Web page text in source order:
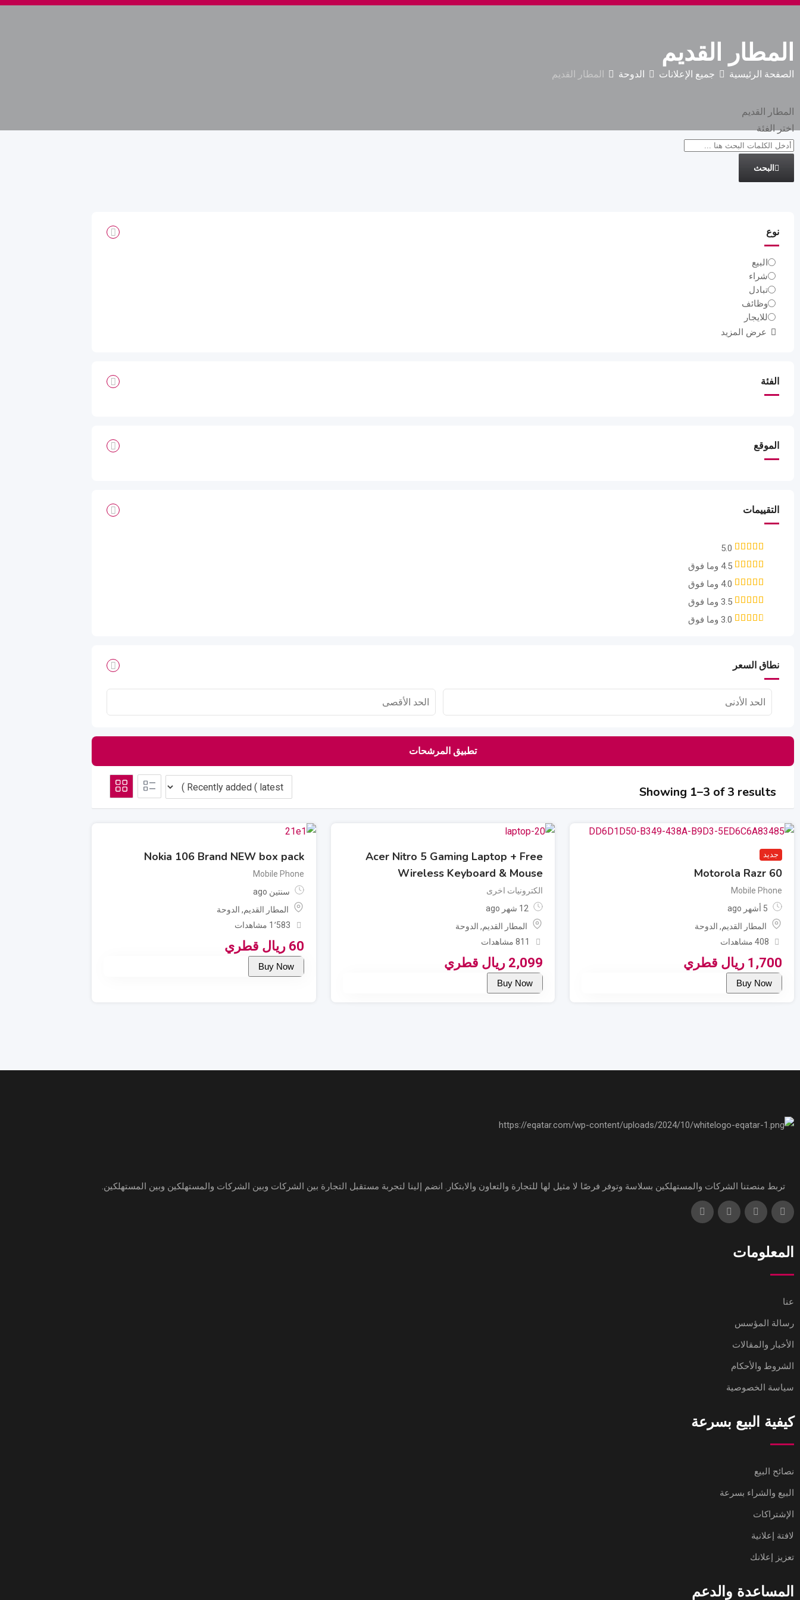
المطار القديم
الصفحة الرئيسية جميع الإعلانات الدوحة المطار القديم
المطار القديم
اختر الفئة
البحث
نوع
البيع
شراء
تبادل
وظائف
للايجار
عرض المزيد
الفئة
الموقع
التقييمات
5.0
4.5 وما فوق
4.0 وما فوق
3.5 وما فوق
3.0 وما فوق
نطاق السعر
تطبيق المرشحات
Showing 1–3 of 3 results
جديد
Motorola Razr 60
Mobile Phone
المطار القديم, الدوحة
408 مشاهدات
1,700 ريال قطري
Acer Nitro 5 Gaming Laptop + Free
Wireless Keyboard & Mouse
الكترونيات اخرى
المطار القديم, الدوحة
811 مشاهدات
2,099 ريال قطري
Nokia 106 Brand NEW box pack
Mobile Phone
سنتين ago
المطار القديم, الدوحة
1٬583 مشاهدات
60 ريال قطري
تربط منصتنا الشركات والمستهلكين بسلاسة وتوفر فرصًا لا مثيل لها للتجارة والتعاون والابتكار. انضم إلينا لتجربة مستقبل التجارة بين الشركات وبين الشركات والمستهلكين وبين المستهلكين.
المعلومات
عنا
رسالة المؤسس
الأخبار والمقالات
الشروط والأحكام
سياسة الخصوصية
كيفية البيع بسرعة
نصائح البيع
البيع والشراء بسرعة
الإشتراكات
لافتة إعلانية
تعزيز إعلانك
المساعدة والدعم